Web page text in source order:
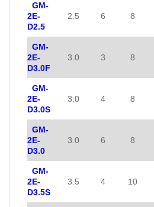
GM-
2E-
D2.5
2.5 6 8
GM-
2E-
D3.0F
3.0 3 8
GM-
2E-
D3.0S
3.0 4 8
GM-
2E-
D3.0
3.0 6 8
GM-
2E-
D3.5S
3.5 4 10